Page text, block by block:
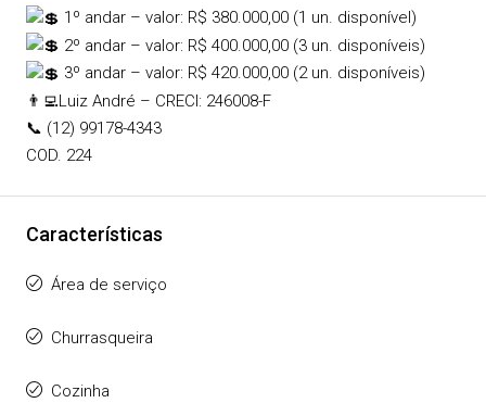
1º andar – valor: R$ 380.000,00 (1 un. disponível)
2º andar – valor: R$ 400.000,00 (3 un. disponíveis)
3º andar – valor: R$ 420.000,00 (2 un. disponíveis)
👨‍💻Luiz André – CRECI: 246008-F
📞 (12) 99178-4343
COD. 224
Características
Área de serviço
Churrasqueira
Cozinha